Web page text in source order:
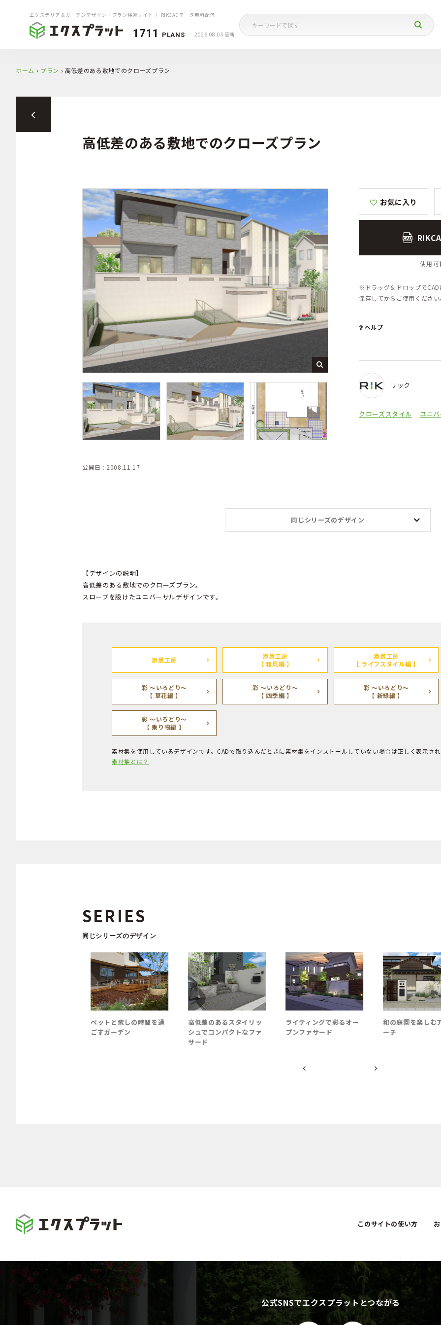
エクステリア＆ガーデンデザイン・プラン検索サイト ｜ RIKCADデータ無料配信
1711 PLANS 2026.08.05 更新
ホーム › プラン › 高低差のある敷地でのクローズプラン
高低差のある敷地でのクローズプラン
公開日 : 2008.11.17
お気に入り
使用可
※ドラッグ＆ドロップで
保存してからご使用ください
ヘルプ
リック
クローズスタイル ユニ
同じシリーズのデザイン
【デザインの説明】
高低差のある敷地でのクローズプラン。
スロープを設けたユニバーサルデザインです。
添景工房
添景工房
【 和風編 】
添景工房
【 ライフスタイル編 】
彩 ～いろどり～
【 草花編 】
彩 ～いろどり～
【 四季編 】
彩 ～いろどり～
【 新緑編 】
彩 ～いろどり～
【 乗り物編 】
素材集を使用しているデザインです。CADで取り込んだときに素材集をインストールしていない場合は正しく表示され
素材集とは？
SERIES
同じシリーズのデザイン
ペットと癒しの時間を過
ごすガーデン
高低差のあるスタイリッ
シュでコンパクトなファ
サード
ライティングで彩るオー
プンファサード
和の庭園を楽しむア
ーチ
このサイトの使い方
公式SNSでエクスプラットとつながる